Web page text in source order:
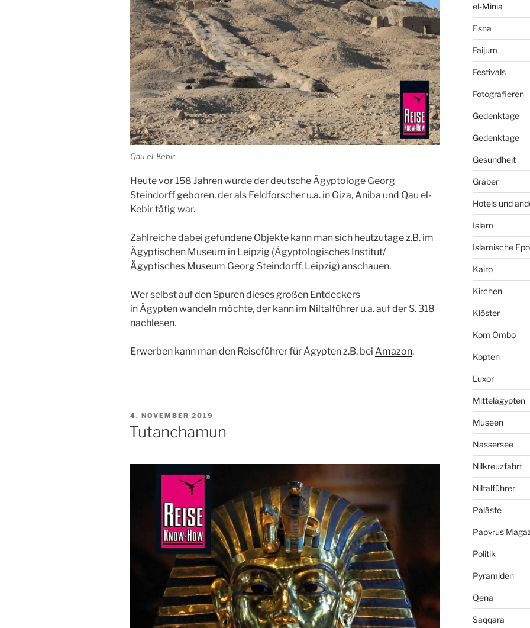
Qau el-Kebir
Heute vor 158 Jahren wurde der deutsche Ägyptologe Georg
Steindorff geboren, der als Feldforscher u.a. in Giza, Aniba und Qau el-
Kebir tätig war.
Zahlreiche dabei gefundene Objekte kann man sich heutzutage z.B. im
Ägyptischen Museum in Leipzig (Ägyptologisches Institut/
Ägyptisches Museum Georg Steindorff, Leipzig) anschauen.
Wer selbst auf den Spuren dieses großen Entdeckers
in Ägyptenwandeln möchte, der kann im Niltalführer u.a. auf der S. 318
nachlesen.
Erwerben kann man den Reiseführer für Ägypten z.B. bei Amazon.
VERÖFFENTLICHT
AM
4. NOVEMBER 2019
Tutanchamun
el-Minia
Esna
Faijum
Festivals
Fotografieren
Gedenktage
Gedenktage
Gesundheit
Gräber
Hotels und
Islam
Islamische
Kairo
Kirchen
Klöster
Kom Ombo
Kopten
Luxor
Mittelägypten
Museen
Nassersee
Nilkreuzfahrt
Niltalführer
Paläste
Papyrus
Politik
Pyramiden
Qena
Saqqara